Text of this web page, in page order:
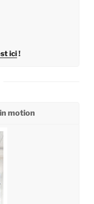
ici!
motion